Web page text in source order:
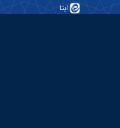
ایتا